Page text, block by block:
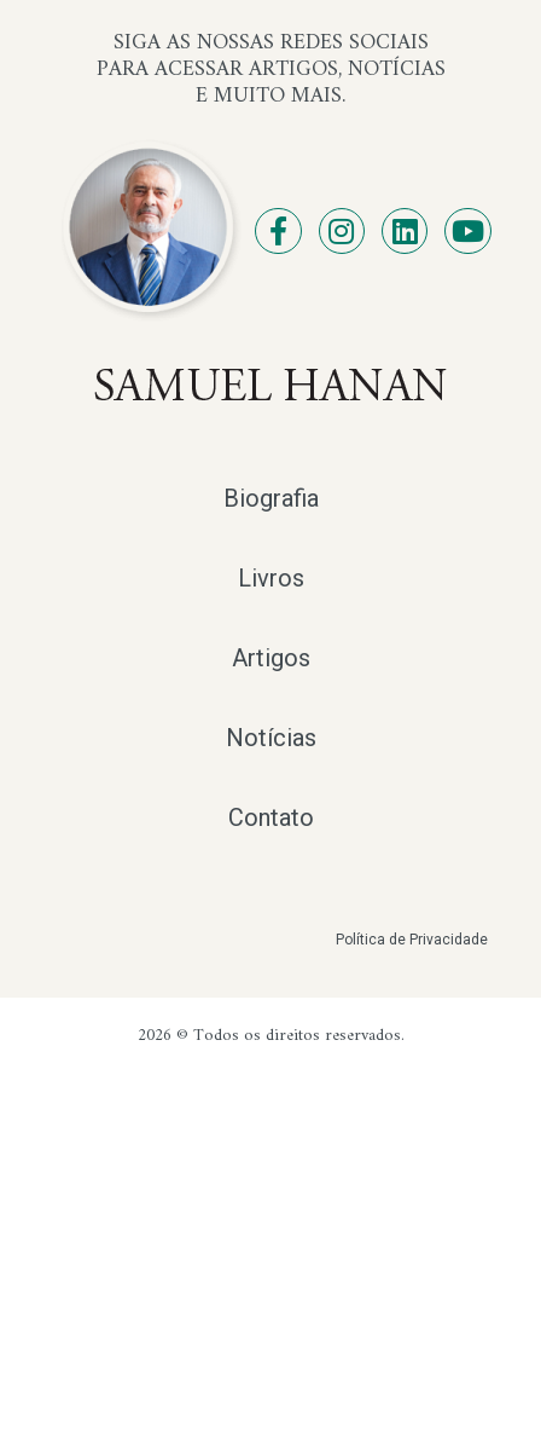
SIGA AS NOSSAS REDES SOCIAIS
PARA ACESSAR ARTIGOS, NOTÍCIAS
E MUITO MAIS.
Biografia
Livros
Artigos
Notícias
Contato
Política de Privacidade
2026 © Todos os direitos reservados.